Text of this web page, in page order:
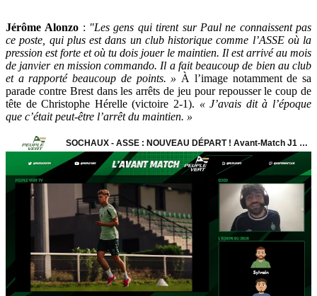
Jérôme Alonzo : "Les gens qui tirent sur Paul ne connaissent pas
ce poste, qui plus est dans un club historique comme l’ASSE où la
pression est forte et où tu dois jouer le maintien. Il est arrivé au mois
de janvier en mission commando. Il a fait beaucoup de bien au club
et a rapporté beaucoup de points. » À l’image notamment de sa
parade contre Brest dans les arrêts de jeu pour repousser le coup de
tête de Christophe Hérelle (victoire 2-1). « J’avais dit à l’époque
que c’était peut-être l’arrêt du maintien. »